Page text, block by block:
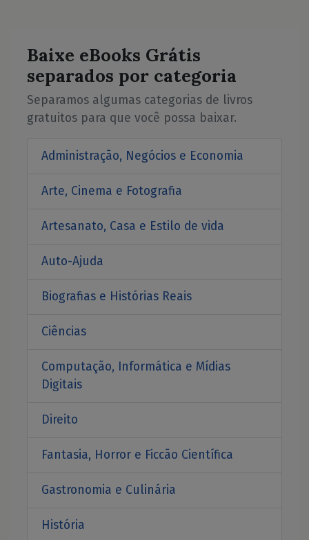
Baixe eBooks Grátis
separados por categoria
Separamos algumas categorias de livros
gratuitos para que você possa baixar.
Administração, Negócios e Economia
Arte, Cinema e Fotografia
Artesanato, Casa e Estilo de vida
Auto-Ajuda
Biografias e Histórias Reais
Ciências
Computação, Informática e Mídias
Digitais
Direito
Fantasia, Horror e Ficcão Científica
Gastronomia e Culinária
História